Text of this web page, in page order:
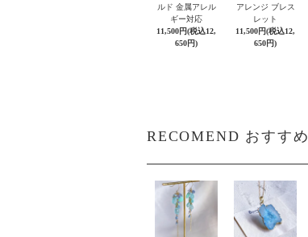
ルド 金属アレル
ギー対応
11,500円(税込12,
650円)
アレンジ ブレス
レット
11,500円(税込12,
650円)
RECOMEND おすすめ